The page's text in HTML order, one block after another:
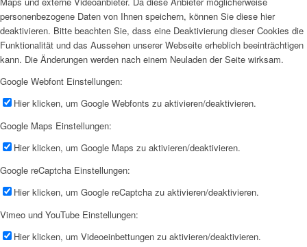
personenbezogene Daten von Ihnen speichern, können Sie diese hier
deaktivieren. Bitte beachten Sie, dass eine Deaktivierung dieser Cookies die
Funktionalität und das Aussehen unserer Webseite erheblich beeinträchtigen
kann. Die Änderungen werden nach einem Neuladen der Seite wirksam.
Google Webfont Einstellungen:
Hier klicken, um Google Webfonts zu aktivieren/deaktivieren.
Google Maps Einstellungen:
Hier klicken, um Google Maps zu aktivieren/deaktivieren.
Google reCaptcha Einstellungen:
Hier klicken, um Google reCaptcha zu aktivieren/deaktivieren.
Vimeo und YouTube Einstellungen:
Hier klicken, um Videoeinbettungen zu aktivieren/deaktivieren.